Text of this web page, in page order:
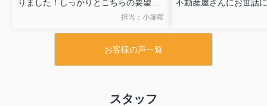
りました！しっかりとこちらの要望を
聞いていただき、細かな要望も汲み取
迎えることができました！心より感謝
してます！
担当：小堀曜
不動産屋さんにお世話
ていただき相談しやす
お客様の声一覧
スタッフ